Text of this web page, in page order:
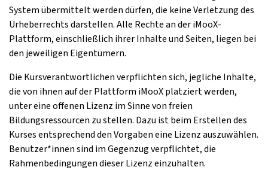
System übermittelt werden dürfen, die keine Verletzung des
Urheberrechts darstellen. Alle Rechte an der iMooX-
Plattform, einschließlich ihrer Inhalte und Seiten, liegen bei
den jeweiligen Eigentümern.
Die Kursverantwortlichen verpflichten sich, jegliche Inhalte,
die von ihnen auf der Plattform iMooX platziert werden,
unter eine offenen Lizenz im Sinne von freien
Bildungsressourcen zu stellen. Dazu ist beim Erstellen des
Kurses entsprechend den Vorgaben eine Lizenz auszuwählen.
Benutzer*innen sind im Gegenzug verpflichtet, die
Rahmenbedingungen dieser Lizenz einzuhalten.